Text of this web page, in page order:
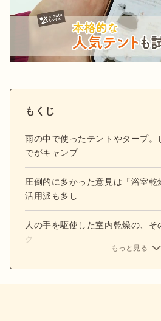
もくじ
雨の中で使ったテントやタープ。
でがキャンプ
圧倒的に多かった意見は「浴室乾
活用派も多し
人の手を駆使した室内乾燥の、そ
ク
もっと見る